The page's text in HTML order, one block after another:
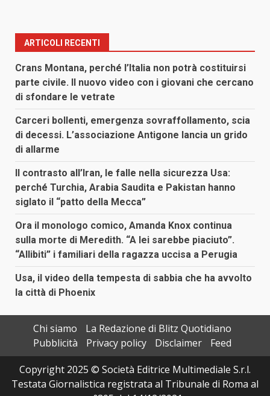
ARTICOLI RECENTI
Crans Montana, perché l’Italia non potrà costituirsi
parte civile. Il nuovo video con i giovani che cercano
di sfondare le vetrate
Carceri bollenti, emergenza sovraffollamento, scia
di decessi. L’associazione Antigone lancia un grido
di allarme
Il contrasto all’Iran, le falle nella sicurezza Usa:
perché Turchia, Arabia Saudita e Pakistan hanno
siglato il “patto della Mecca”
Ora il monologo comico, Amanda Knox continua
sulla morte di Meredith. “A lei sarebbe piaciuto”.
“Allibiti” i familiari della ragazza uccisa a Perugia
Usa, il video della tempesta di sabbia che ha avvolto
la città di Phoenix
Chi siamo
La Redazione di Blitz Quotidiano
Pubblicità
Privacy policy Disclaimer
Feed
Copyright 2025 © Società Editrice Multimediale S.r.l.
Testata Giornalistica registrata al Tribunale di Roma al